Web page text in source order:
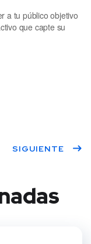
a tu público objetivo
que capte su
SIGUIENTE